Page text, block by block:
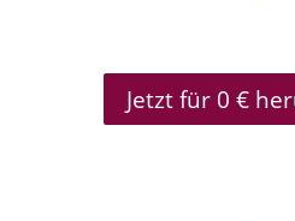
Jetzt für 0 €